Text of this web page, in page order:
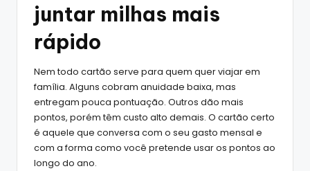
juntar milhas mais
rápido
Nem todo cartão serve para quem quer viajar em
família. Alguns cobram anuidade baixa, mas
entregam pouca pontuação. Outros dão mais
pontos, porém têm custo alto demais. O cartão certo
é aquele que conversa com o seu gasto mensal e
com a forma como você pretende usar os pontos ao
longo do ano.